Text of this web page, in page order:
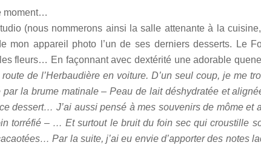
moment…
(nous nommerons ainsi la salle attenante à la
mon appareil photo l’un de ses derniers desserts.
fleurs… En façonnant avec dextérité une adorable
de l’Herbaudière en voiture. D’un seul coup, je me
par la brume matinale – Peau de lait déshydratée et
dessert… J’ai aussi pensé à mes souvenirs de môme
torréfié – … Et surtout le bruit du foin sec qui croustille
Par la suite, j’ai eu envie d’apporter des notes